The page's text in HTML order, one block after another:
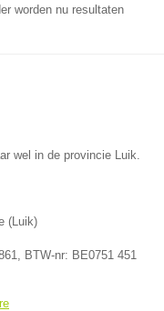
worden nu resultaten
wel in de provincie Luik.
(Luik)
, BTW-nr: BE0751 451